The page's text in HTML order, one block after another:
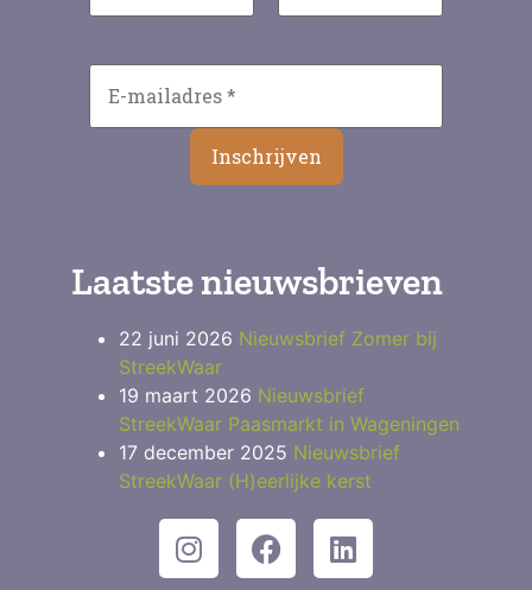
Laatste nieuwsbrieven
22 juni 2026 Nieuwsbrief Zomer bij
StreekWaar
19 maart 2026 Nieuwsbrief
StreekWaar Paasmarkt in Wageningen
17 december 2025 Nieuwsbrief
StreekWaar (H)eerlijke kerst